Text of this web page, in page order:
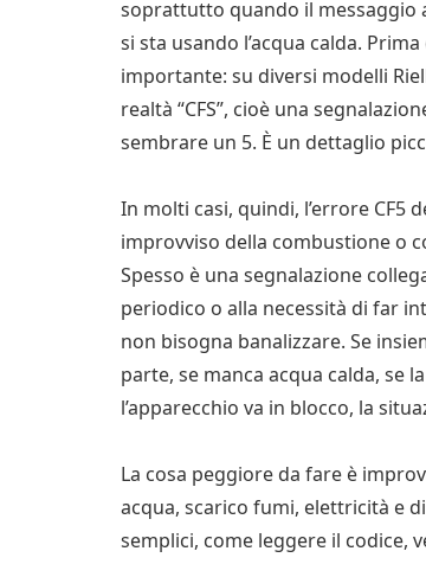
soprattutto quando il messaggio
si sta usando l’acqua calda.
importante: su diversi modelli
realtà “CFS”, cioè una
sembrare un 5. È un dettaglio
In molti casi, quindi, l’errore CF5
improvviso della combustione o
Spesso è una segnalazione
periodico o alla necessità di far
non bisogna banalizzare. Se
parte, se manca acqua calda, se
l’apparecchio va in blocco, la
La cosa peggiore da fare è
acqua, scarico fumi, elettricità e
semplici, come leggere il codice,